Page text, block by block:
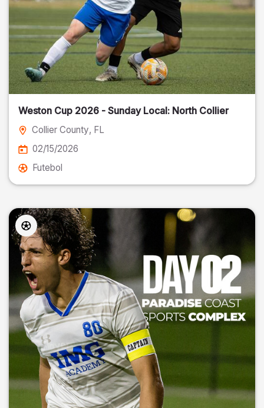
Weston Cup 2026 - Sunday Local: North Collier
Collier County, FL
02/15/2026
Futebol